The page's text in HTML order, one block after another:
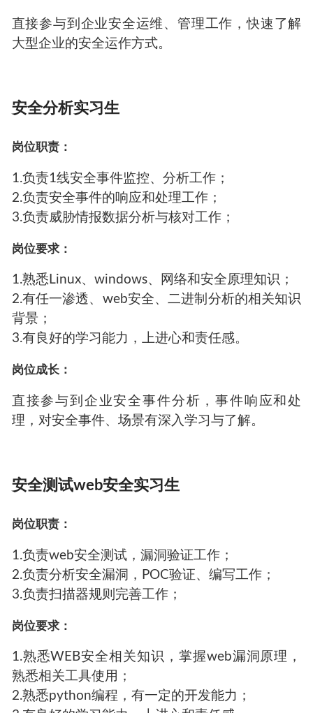
直接参与到企业安全运维、管理工作，快速了解
大型企业的安全运作方式。
安全分析实习生
岗位职责：
1.负责1线安全事件监控、分析工作；
2.负责安全事件的响应和处理工作；
3.负责威胁情报数据分析与核对工作；
岗位要求：
1.熟悉Linux、windows、网络和安全原理知识；
2.有任一渗透、web安全、二进制分析的相关知识
背景；
3.有良好的学习能力，上进心和责任感。
岗位成长：
直接参与到企业安全事件分析，事件响应和处
理，对安全事件、场景有深入学习与了解。
安全测试web安全实习生
岗位职责：
1.负责web安全测试，漏洞验证工作；
2.负责分析安全漏洞，POC验证、编写工作；
3.负责扫描器规则完善工作；
岗位要求：
1.熟悉WEB安全相关知识，掌握web漏洞原理，
熟悉相关工具使用；
2.熟悉python编程，有一定的开发能力；